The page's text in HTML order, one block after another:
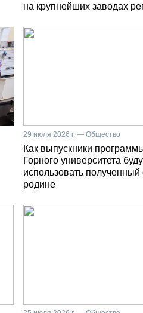
на крупнейших заводах
29 июля 2026 г. — Общество
Как выпускники
Горного университета
использовать полученный
родине